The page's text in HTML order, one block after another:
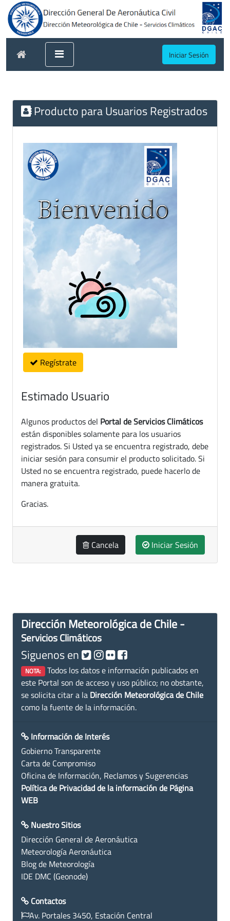
Iniciar Sesión
Producto para Usuarios Registrados
Regístrate
Estimado Usuario
Algunos productos del Portal de Servicios Climáticos
están disponibles solamente para los usuarios
registrados. Si Usted ya se encuentra registrado, debe
iniciar sesión para consumir el producto solicitado. Si
Usted no se encuentra registrado, puede hacerlo de
manera gratuita.
Gracias.
Cancela Iniciar Sesión
Dirección Meteorológica de Chile -
Servicios Climáticos
Siguenos en
NOTA: Todos los datos e información publicados en
este Portal son de acceso y uso público; no obstante,
se solicita citar a la Dirección Meteorológica de Chile
como la fuente de la información.
Información de Interés
Gobierno Transparente
Carta de Compromiso
Oficina de Información, Reclamos y Sugerencias
Política de Privacidad de la información de Página
WEB
Nuestro Sitios
Dirección General de Aeronáutica
Meteorología Aeronáutica
Blog de Meteorología
IDE DMC (Geonode)
Contactos
Av. Portales 3450, Estación Central